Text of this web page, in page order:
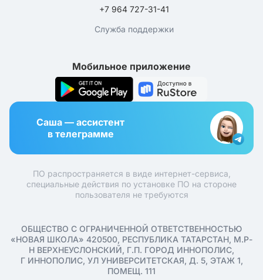
+7 964 727-31-41
Служба поддержки
Мобильное приложение
Саша — ассистент
в телеграмме
ПО распространяется в виде интернет-сервиса,
специальные действия по установке ПО на стороне
пользователя не требуются
ОБЩЕСТВО С ОГРАНИЧЕННОЙ ОТВЕТСТВЕННОСТЬЮ
«НОВАЯ ШКОЛА» 420500, РЕСПУБЛИКА ТАТАРСТАН, М.Р-
Н ВЕРХНЕУСЛОНСКИЙ, Г.П. ГОРОД ИННОПОЛИС,
Г ИННОПОЛИС, УЛ УНИВЕРСИТЕТСКАЯ, Д. 5, ЭТАЖ 1,
ПОМЕЩ. 111